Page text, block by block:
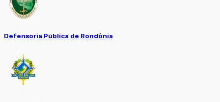
Defensoria Pública de Rondônia